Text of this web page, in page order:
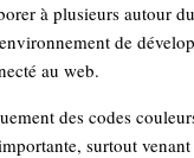
à plusieurs autour
de
au web.
des codes
surtout